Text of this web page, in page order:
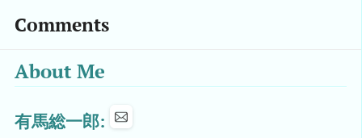
Comments
About Me
有馬総一郎: